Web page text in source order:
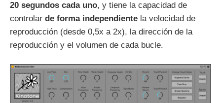
20 segundos cada uno, y tiene la capacidad de
controlar de forma independiente la velocidad de
reproducción (desde 0,5x a 2x), la dirección de la
reproducción y el volumen de cada bucle.